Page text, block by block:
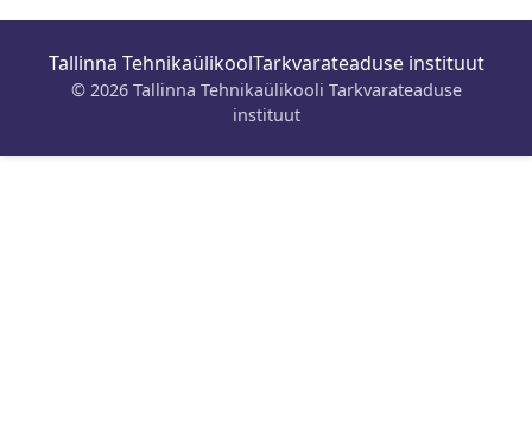
Tallinna TehnikaülikoolTarkvarateaduse instituut
© 2026 Tallinna Tehnikaülikooli Tarkvarateaduse
instituut